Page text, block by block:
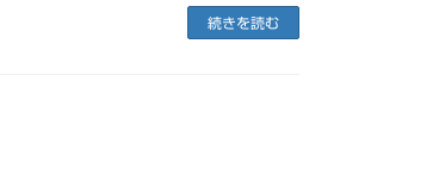
続きを読む